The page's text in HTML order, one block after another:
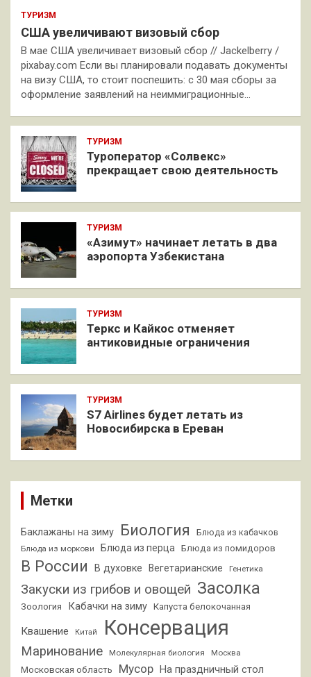
ТУРИЗМ
США увеличивают визовый сбор
В мае США увеличивает визовый сбор // Jackelberry /
pixabay.com Если вы планировали подавать документы
на визу США, то стоит поспешить: с 30 мая сборы за
оформление заявлений на неиммиграционные…
ТУРИЗМ
Туроператор «Солвекс»
прекращает свою деятельность
ТУРИЗМ
«Азимут» начинает летать в два
аэропорта Узбекистана
ТУРИЗМ
Теркс и Кайкос отменяет
антиковидные ограничения
ТУРИЗМ
S7 Airlines будет летать из
Новосибирска в Ереван
Метки
Баклажаны на зиму Биология Блюда из кабачков
Блюда из моркови Блюда из перца Блюда из помидоров
В России В духовке Вегетарианские Генетика
Закуски из грибов и овощей Засолка
Зоология Кабачки на зиму Капуста белокочанная
Квашение Китай Консервация
Маринование Молекулярная биология Москва
Московская область Мусор На праздничный стол